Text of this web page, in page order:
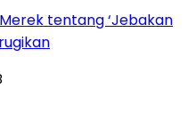
tentang ‘Jebakan